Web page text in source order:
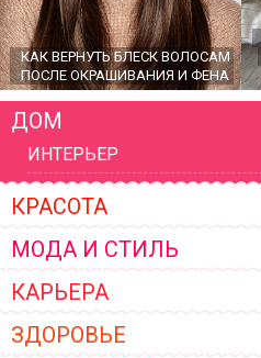
КАК ВЕРНУТЬ БЛЕСК ВОЛОСАМ
ПОСЛЕ ОКРАШИВАНИЯ И ФЕНА
ГЛАВНЫЕ ТРЕНДЫ ВЕРХНЕЙ
ЖЕНСКОЙ ОДЕЖДЫ 2026
ДОМ
ИНТЕРЬЕР
КРАСОТА
МОДА И СТИЛЬ
КАРЬЕРА
ЗДОРОВЬЕ